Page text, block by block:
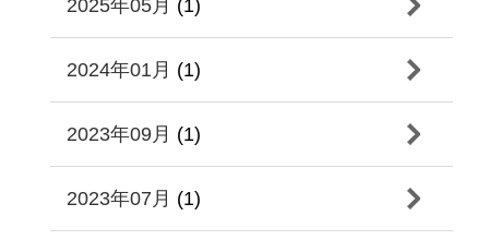
2025年05月 (1)
2024年01月 (1)
2023年09月 (1)
2023年07月 (1)